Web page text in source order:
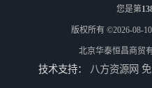
您是第
版权所有 ©2026-08-10
北京华泰恒昌商贸
技术支持： 八方资源网